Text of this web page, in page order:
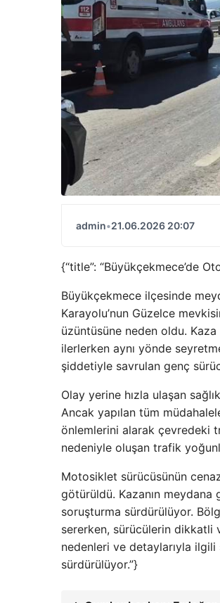
admin•21.06.2026 20:07
{“title”: “Büyükçekmece’de
Büyükçekmece ilçesinde
Karayolu’nun Güzelce
üzüntüsüne neden oldu.
ilerlerken aynı yönde
şiddetiyle savrulan genç
Olay yerine hızla ulaşan
Ancak yapılan tüm
önlemlerini alarak çevredeki
nedeniyle oluşan trafik
Motosiklet sürücüsünün
götürüldü. Kazanın
soruşturma sürdürülüyor.
sererken, sürücülerin dikkatli
nedenleri ve detaylarıyla
sürdürülüyor.”}